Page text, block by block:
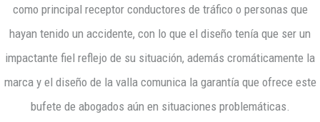
como principal receptor conductores de tráfico o personas que
hayan tenido un accidente, con lo que el diseño tenía que ser un
impactante fiel reflejo de su situación, además cromáticamente la
marca y el diseño de la valla comunica la garantía que ofrece este
bufete de abogados aún en situaciones problemáticas.